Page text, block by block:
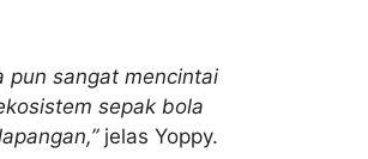
pun sangat mencintai
sepak bola
jelas Yoppy.